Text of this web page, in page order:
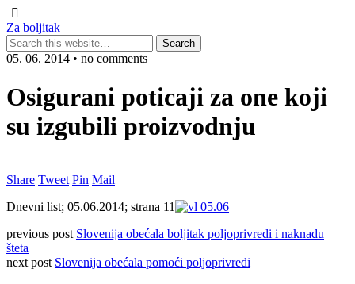
Za boljitak
05. 06. 2014 • no comments
Osigurani poticaji za one koji
su izgubili proizvodnju
Share Tweet Pin Mail
Dnevni list; 05.06.2014; strana 11
previous post Slovenija obećala boljitak poljoprivredi i naknadu
šteta
next post Slovenija obećala pomoći poljoprivredi